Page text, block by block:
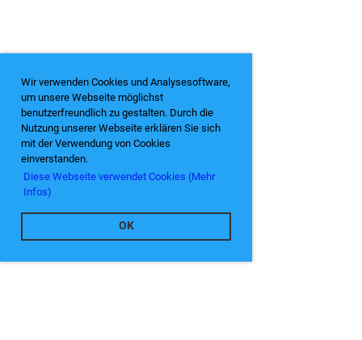
Wir verwenden Cookies und Analysesoftware,
um unsere Webseite möglichst
benutzerfreundlich zu gestalten. Durch die
Nutzung unserer Webseite erklären Sie sich
mit der Verwendung von Cookies
einverstanden.
Diese Webseite verwendet Cookies (Mehr
Infos)
OK